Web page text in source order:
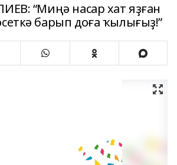
“Миңә насар хат яҙған
барып доға ҡылығыҙ!”